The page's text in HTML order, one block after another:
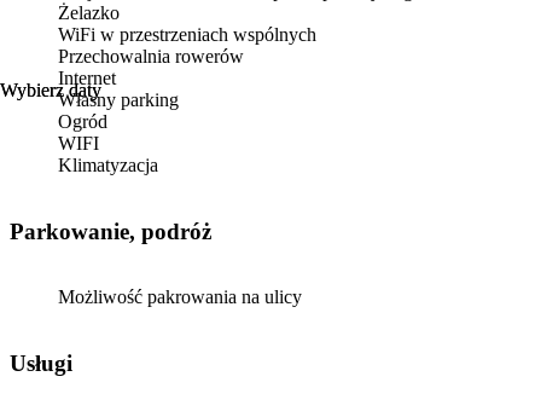
Wybierz daty
Wybierz daty
Żelazko
WiFi w przestrzeniach wspólnych
Przechowalnia rowerów
Internet
Własny parking
Ogród
WIFI
Klimatyzacja
Parkowanie, podróż
Możliwość pakrowania na ulicy
Usługi